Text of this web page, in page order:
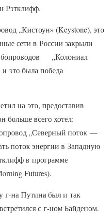
Рэтклифф.
„Кистоун» (Keystone), это
сети в России закрыли
— „Колониал
это была победа
на это, предоставив
больше всего хотел:
„Северный поток —
поток энергии в Западную
в программе
Futures).
г-на Путина был и так
с г-ном Байденом.